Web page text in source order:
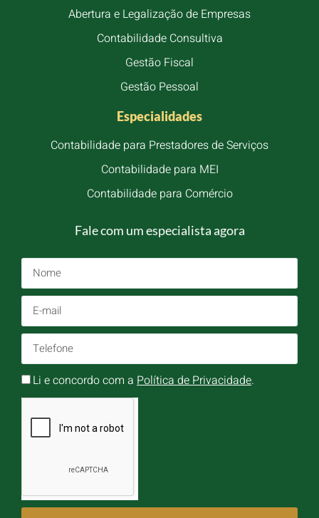
Abertura e Legalização de Empresas
Contabilidade Consultiva
Gestão Fiscal
Gestão Pessoal
Especialidades
Contabilidade para Prestadores de Serviços
Contabilidade para MEI
Contabilidade para Comércio
Fale com um especialista agora
Li e concordo com a Política de Privacidade.